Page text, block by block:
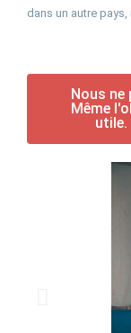
dans un autre pays,
Nous ne
Même
utile.